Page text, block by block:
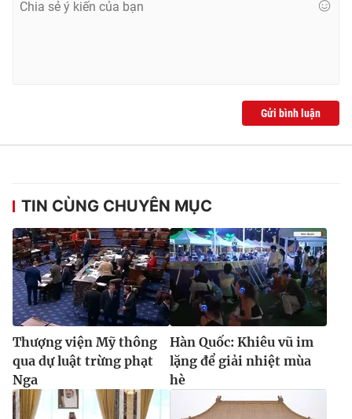
Gửi bình luận
TIN CÙNG CHUYÊN MỤC
Thượng viện Mỹ thông
qua dự luật trừng phạt
Nga
Hàn Quốc: Khiêu vũ im
lặng để giải nhiệt mùa
hè